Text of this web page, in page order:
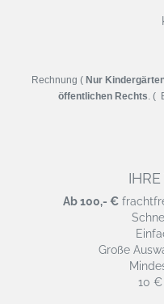
Rechnung ( Nur
öffentlichen Rechts . (
Ab 100,- €
Große
10 €